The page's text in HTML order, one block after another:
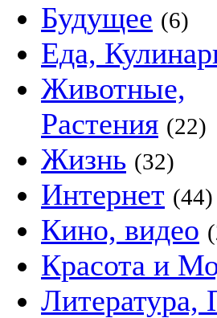
Будущее (6)
Еда,
Животные,
Растения (22)
Жизнь (32)
Интернет (44)
Кино, видео
Красота и
Литература,